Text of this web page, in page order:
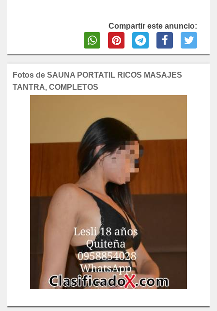
Compartir este anuncio:
Fotos de SAUNA PORTATIL RICOS MASAJES
TANTRA, COMPLETOS